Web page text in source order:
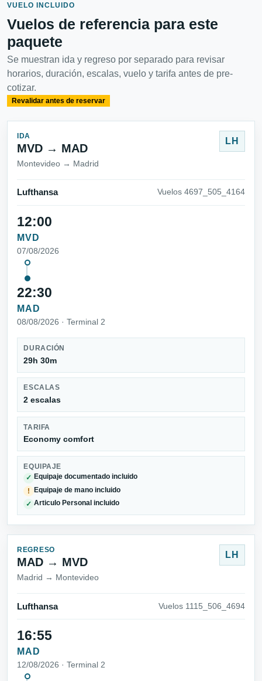
VUELO INCLUIDO
Vuelos de referencia para este
paquete
Se muestran ida y regreso por separado para revisar
horarios, duración, escalas, vuelo y tarifa antes de pre-
cotizar.
Revalidar antes de reservar
IDA
MVD → MAD
Montevideo → Madrid
LH
Lufthansa Vuelos 4697_505_4164
12:00
MVD
07/08/2026
22:30
MAD
08/08/2026 · Terminal 2
DURACIÓN
29h 30m
ESCALAS
2 escalas
TARIFA
Economy comfort
EQUIPAJE
✓ Equipaje documentado incluido
! Equipaje de mano incluido
✓ Articulo Personal incluido
REGRESO
MAD → MVD
Madrid → Montevideo
LH
Lufthansa Vuelos 1115_506_4694
16:55
MAD
12/08/2026 · Terminal 2